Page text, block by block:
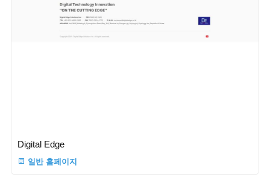
Digital Edge
일반 홈페이지